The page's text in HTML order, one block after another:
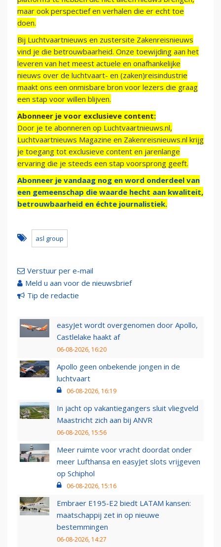
maar ook perspectief en verhalen die er echt toe
doen.
Bij Luchtvaartnieuws en zustersite Zakenreisnieuws
vind je die betrouwbaarheid. Onze toewijding aan het
leveren van het meest actuele en onafhankelijke
nieuws over de luchtvaart- en (zaken)reisindustrie
maakt ons een onmisbare bron voor lezers die graag
een stap voor willen blijven.
Abonneer je voor exclusieve content:
Door je te abonneren op Luchtvaartnieuws.nl,
Luchtvaartnieuws Magazine en Zakenreisnieuws.nl krijg
je toegang tot exclusieve content en jarenlange
ervaring die je steeds een stap voorsprong geeft.
Abonneer je vandaag nog en word onderdeel van
een gemeenschap die waarde hecht aan kwaliteit,
betrouwbaarheid en échte journalistiek.
asl group
Verstuur per e-mail
Meld u aan voor de nieuwsbrief
Tip de redactie
easyJet wordt overgenomen door Apollo,
Castlelake haakt af
06-08-2026, 16:20
Apollo geen onbekende jongen in de
luchtvaart
06-08-2026, 16:19
In jacht op vakantiegangers sluit vliegveld
Maastricht zich aan bij ANVR
06-08-2026, 15:56
Meer ruimte voor vracht doordat onder
meer Lufthansa en easyJet slots vrijgeven
op Schiphol
06-08-2026, 15:16
Embraer E195-E2 biedt LATAM kansen:
maatschappij zet in op nieuwe
bestemmingen
06-08-2026, 14:27